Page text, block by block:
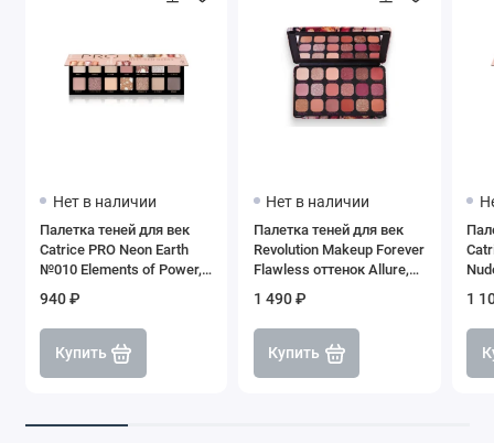
Нет в наличии
Палетка теней для век
Catrice PRO Neon Earth
№010 Elements of Power,
10,6 г
940 ₽
Купить
Нет в наличии
Палетка теней для век
Revolution Makeup Forever
Flawless оттенок Allure,
18 x 1,1 г
1 490 ₽
Купить
1